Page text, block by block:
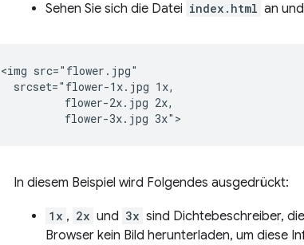
Sehen Sie sich die Datei index.html an
<img src="flower.jpg"
  srcset="flower-1x.jpg 1x,
          flower-2x.jpg 2x,
In diesem Beispiel wird Folgendes ausgedrückt:
1x , 2x und 3x sind Dichtebeschreiber,
Browser kein Bild herunterladen, um diese